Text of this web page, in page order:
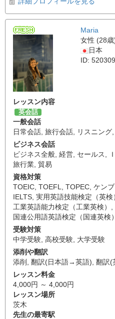
Maria
女性 (28歳
日本
ID:
レッスン内容
英会話
一般会話
日常会話 旅行会話 リスニング
ビジネス会話
ビジネス全般 経営 セールス
旅行業 貿易
資格対策
TOEIC TOEFL TOPEC ケン
IELTS 実用英語技能検定（英検
工業英語能力検定（工業英検）
国連公用語英語検定（国連英検）
受験対策
中学受験 高校受験 大学受験
添削や翻訳
添削
翻訳(日本語→英語) 翻訳(
レッスン料金
4,000円 ～ 4,000円
レッスン場所
茨木
先生の最寄駅